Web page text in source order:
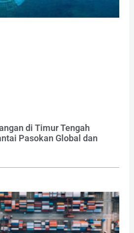
di Timur Tengah
Pasokan Global dan